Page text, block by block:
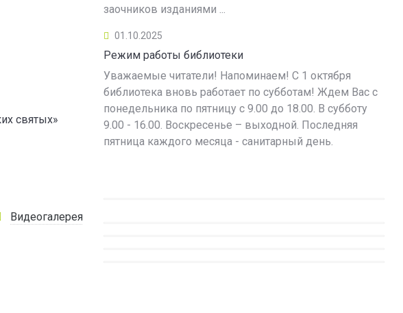
святых»
заочников изданиями ...
01.10.2025
Режим работы библиотеки
Уважаемые читатели! Напоминаем! С 1 октября
библиотека вновь работает по субботам! Ждем Вас с
понедельника по пятницу с 9.00 до 18.00. В субботу
9.00 - 16.00. Воскресенье – выходной. Последняя
пятница каждого месяца - санитарный день.
Видеогалерея